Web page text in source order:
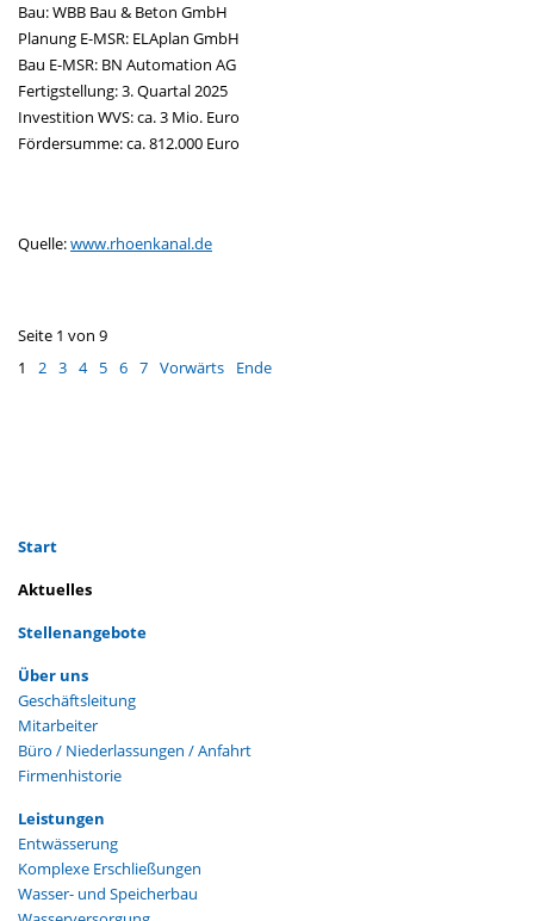
Bau: WBB Bau & Beton GmbH
Planung E-MSR: ELAplan GmbH
Bau E-MSR: BN Automation AG
Fertigstellung: 3. Quartal 2025
Investition WVS: ca. 3 Mio. Euro
Fördersumme: ca. 812.000 Euro
Quelle:www.rhoenkanal.de
Seite 1 von 9
1
2 3 4 5 6 7 Vorwärts Ende
überspringen
Start
Aktuelles
Stellenangebote
überspringen
Über uns
Geschäftsleitung
Mitarbeiter
Büro / Niederlassungen / Anfahrt
Firmenhistorie
überspringen
Leistungen
Entwässerung
Komplexe Erschließungen
Wasser- und Speicherbau